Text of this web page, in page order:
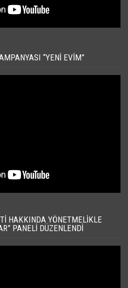
“YENI EVIM”
HAKKINDA YÖNETMELIKLE
PANELI DÜZENLENDI